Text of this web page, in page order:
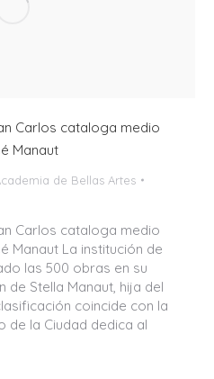
Carlos cataloga medio
Manaut
de Bellas Artes
Carlos cataloga medio
Manaut La institución de
las 500 obras en su
de Stella Manaut, hija del
coincide con la
de la Ciudad dedica al